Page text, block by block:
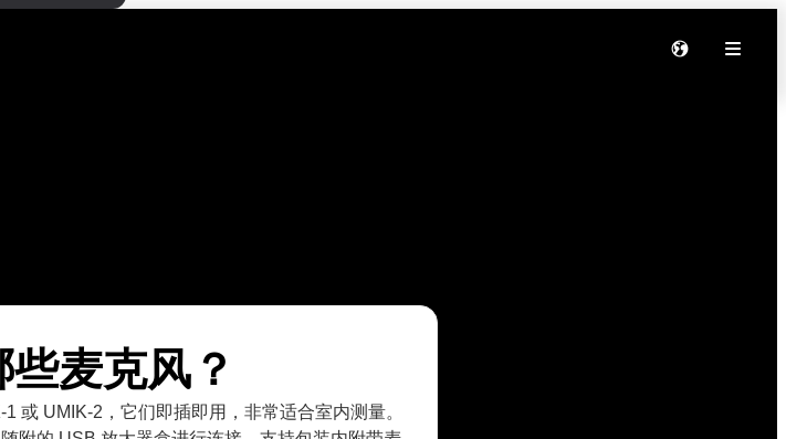
麦克风？
或 UMIK-2，它们即插即用，非常适合室内测量。